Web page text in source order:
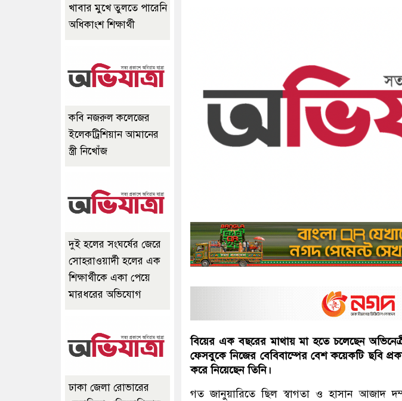
বিয়ের এক বছরের মাথায় মা হতে চলেছেন
ফেসবুকে নিজের বেবিবাম্পের বেশ কয়েকটি ছবি
করে নিয়েছেন তিনি।
গত জানুয়ারিতে ছিল স্বাগতা ও হাসান আজাদ
খাবার মুখে তুলতে পারেনি
অধিকাংশ শিক্ষার্থী
কবি নজরুল কলেজের
ইলেকট্রিশিয়ান আমানের
স্ত্রী নিখোঁজ
দুই হলের সংঘর্ষের জেরে
সোহরাওয়ার্দী হলের এক
শিক্ষার্থীকে একা পেয়ে
মারধরের অভিযোগ
ঢাকা জেলা রোভারের